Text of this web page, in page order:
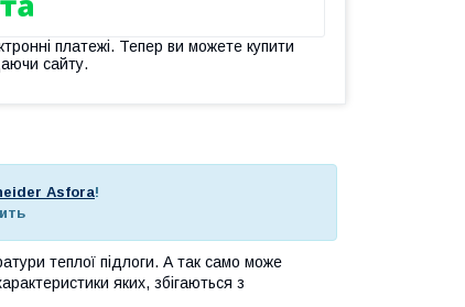
платежі. Тепер ви можете купити
сайту.
Asfora!
теплої підлоги. А так само може
яких, збігаються з